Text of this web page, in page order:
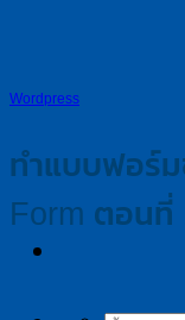
Wordpress
ทำแบบฟอร์
Form ตอนที่